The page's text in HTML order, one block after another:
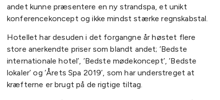
andet kunne præsentere en ny strandspa, et unikt
konferencekoncept og ikke mindst stærke regnskabstal.
Hotellet har desuden i det forgangne år høstet flere
store anerkendte priser som blandt andet; ’Bedste
internationale hotel’, ’Bedste mødekoncept’, ’Bedste
lokaler’ og ’Årets Spa 2019’, som har understreget at
kræfterne er brugt på de rigtige tiltag.